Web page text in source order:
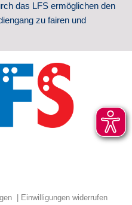
das LFS ermöglichen den
zu fairen und
Einwilligungen widerrufen